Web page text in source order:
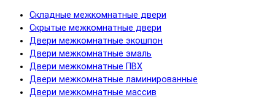
Складные межкомнатные двери
Скрытые межкомнатные двери
Двери межкомнатные экошпон
Двери межкомнатные эмаль
Двери межкомнатные ПВХ
Двери межкомнатные ламинированные
Двери межкомнатные массив